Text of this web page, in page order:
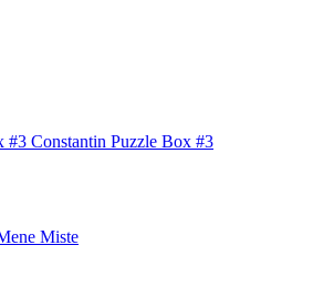
Constantin Puzzle Box #3
Miste